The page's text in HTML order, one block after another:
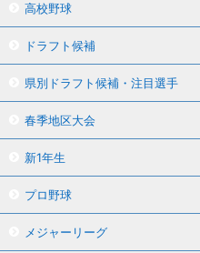
高校野球
ドラフト候補
県別ドラフト候補・注目選手
春季地区大会
新1年生
プロ野球
メジャーリーグ